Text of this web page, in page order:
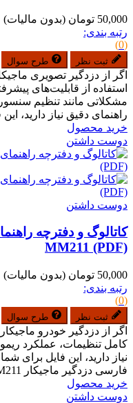
50,000 تومان
(بدون مالیات)
رتبه بندی:
(0)
ثبت نظر طرح سوال
استفاده از قابلیت‌های
مشکلاتی مانند تنظیم
راهنمای دقیق نیاز دارید،
خرید محصول
دوست داشتن
دوست داشتن
کاتالوگ و دفترچه
MM211 (PDF)
50,000 تومان
(بدون مالیات)
رتبه بندی:
(0)
ثبت نظر طرح سوال
کامل تنظیمات، عملکرد
نیاز دارید، این فایل برای
فارسی دزدگیر ماجیکار MM211 به‌صورت...
خرید محصول
دوست داشتن